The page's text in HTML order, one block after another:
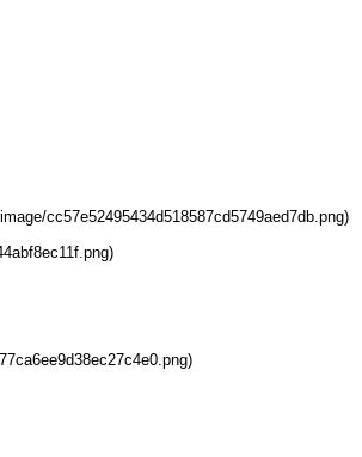
cc57e52495434d518587cd5749aed7db.png)